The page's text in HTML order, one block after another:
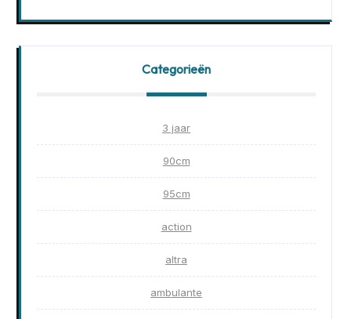
Categorieën
3 jaar
90cm
95cm
action
altra
ambulante